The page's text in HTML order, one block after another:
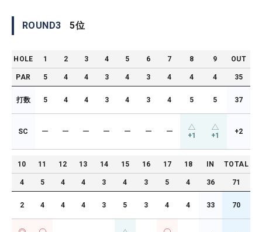
ROUND3 5位
HOLE 1 2 3 4 5 6 7 8 9 OUT
PAR 5 4 4 3 4 3 4 4 4 35
打数 5 4 4 3 4 3 4 5 5 37
SC ー ー ー ー ー ー ー +1 +1 +2
10 11 12 13 14 15 16 17 18 IN TOTAL
4 5 4 4 3 4 3 5 4 36 71
2 4 4 4 3 5 3 4 4 33 70